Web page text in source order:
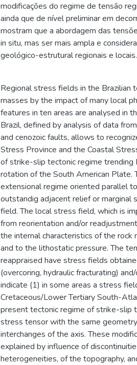
modificações do regime de tensão
ainda que de nível preliminar em
mostram que a abordagem das
in situ, mas ser mais ampla e
geológico-estrutural regionais e locais.
Regional stress fields in the Brazilian
masses by the impact of many local
features in ten areas are analysed in
Brazil, defined by analysis of data
and cenozoic faults, allows to
Stress Province and the Coastal
of strike-slip tectonic regime
rotation of the South American
extensional regime oriented parallel
outstandig adjacent relief or
field. The local stress field, which is
from reorientation and/or
the internal characteristics of the
and to the lithostatic pressure. The
reappraised have stress fields
(overcoring, hydraulic fracturating)
indicate (1) in some areas a stress
Cretaceous/Lower Tertiary South-
present tectonic regime of strike-slip
stress tensor with the same
interchanges of the axis. These
explained by influence of
heterogeneities, of the topography,